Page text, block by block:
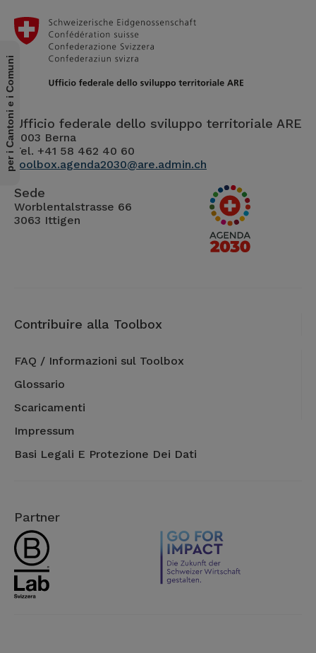
Ufficio federale dello sviluppo territoriale ARE
3003 Berna
Tel. +41 58 462 40 60
toolbox.agenda2030@are.admin.ch
Sede
Worblentalstrasse 66
3063 Ittigen
Contribuire alla Toolbox
FAQ / Informazioni sul Toolbox
Glossario
Scaricamenti
Impressum
Basi Legali E Protezione Dei Dati
Partner
per i Cantoni e i Comuni